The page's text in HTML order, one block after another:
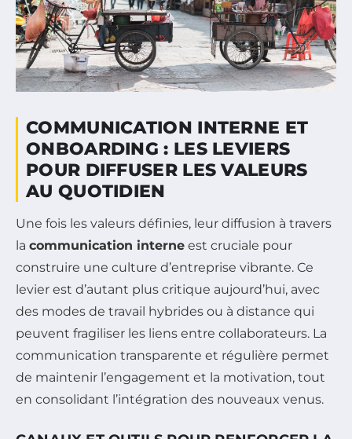
COMMUNICATION INTERNE ET
ONBOARDING : LES LEVIERS
POUR DIFFUSER LES VALEURS
AU QUOTIDIEN
Une fois les valeurs définies, leur diffusion à travers
la communication interne est cruciale pour
construire une culture d’entreprise vibrante. Ce
levier est d’autant plus critique aujourd’hui, avec
des modes de travail hybrides ou à distance qui
peuvent fragiliser les liens entre collaborateurs. La
communication transparente et régulière permet
de maintenir l’engagement et la motivation, tout
en consolidant l’intégration des nouveaux venus.